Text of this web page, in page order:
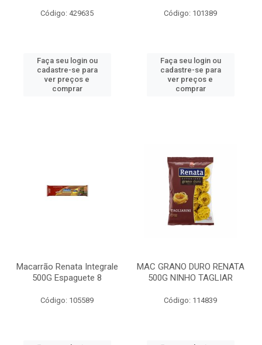
Código: 429635
Faça seu login ou
cadastre-se para
ver preços e
comprar
Código: 101389
Faça seu login ou
cadastre-se para
ver preços e
comprar
Macarrão Renata Integrale
500G Espaguete 8
Código: 105589
MAC GRANO DURO RENATA
500G NINHO TAGLIAR
Código: 114839